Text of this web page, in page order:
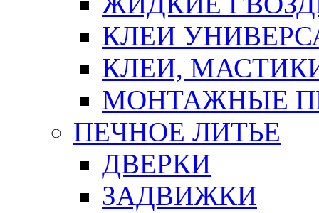
КЛЕИ
КЛЕИ,
МОНТАЖНЫЕ
ПЕЧНОЕ ЛИТЬЕ
ДВЕРКИ
ЗАДВИЖКИ